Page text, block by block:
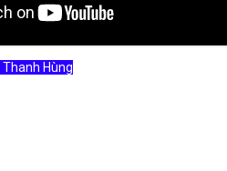
Hùng